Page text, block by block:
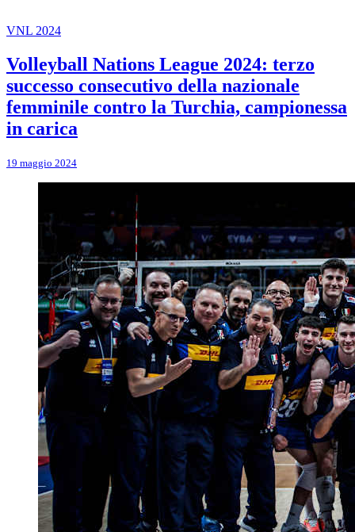
VNL 2024
Volleyball Nations League 2024: terzo
successo consecutivo della nazionale
femminile contro la Turchia, campionessa
in carica
19 maggio 2024